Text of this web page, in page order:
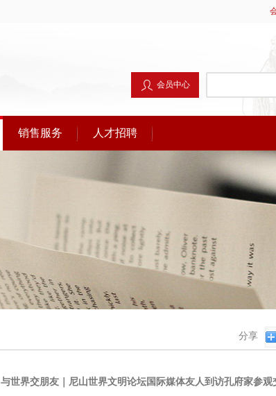
会员中心
销售服务 人才招聘
分享
与世界交朋友｜尼山世界文明论坛国际媒体友人到访孔府家参观